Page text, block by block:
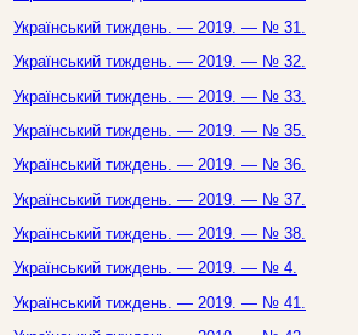
Український тиждень. — 2019. — № 31.
Український тиждень. — 2019. — № 32.
Український тиждень. — 2019. — № 33.
Український тиждень. — 2019. — № 35.
Український тиждень. — 2019. — № 36.
Український тиждень. — 2019. — № 37.
Український тиждень. — 2019. — № 38.
Український тиждень. — 2019. — № 4.
Український тиждень. — 2019. — № 41.